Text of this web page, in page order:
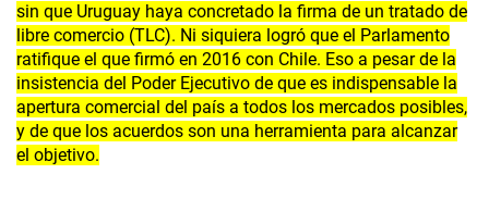
sin que Uruguay haya concretado la firma de un tratado de
libre comercio (TLC). Ni siquiera logró que el Parlamento
ratifique el que firmó en 2016 con Chile. Eso a pesar de la
insistencia del Poder Ejecutivo de que es indispensable la
apertura comercial del país a todos los mercados posibles,
y de que los acuerdos son una herramienta para alcanzar
el objetivo.